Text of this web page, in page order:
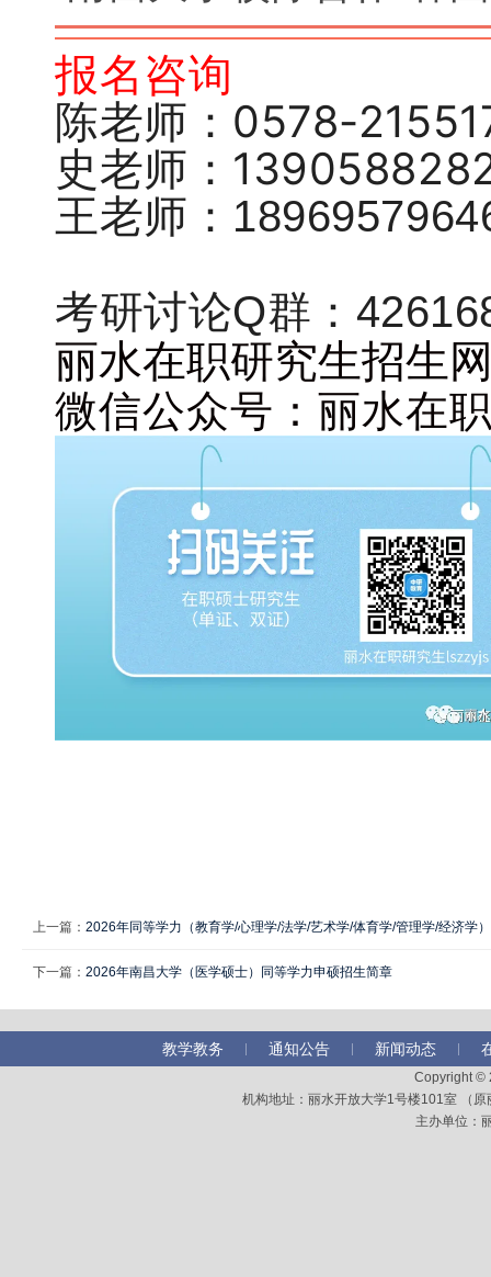
报名咨询
陈老师：0578-
史老师：
王老师：
考研讨论Q群：
丽水在职研究生招生
微信公众号：丽水在
上一篇： 2026年同等学力（教育学/心理学/法学/艺术学/体育学/管理学/经济学
下一篇： 2026年南昌大学（医学硕士）同等学力申硕招生简章
教学教务 通知公告 新闻动态
Copyright
机构地址：丽水开放大学1号楼101室 （
主办单位